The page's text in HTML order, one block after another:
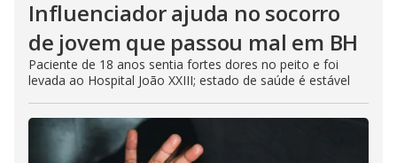
Influenciador ajuda no socorro
de jovem que passou mal em BH
Paciente de 18 anos sentia fortes dores no peito e foi
levada ao Hospital João XXIII; estado de saúde é estável